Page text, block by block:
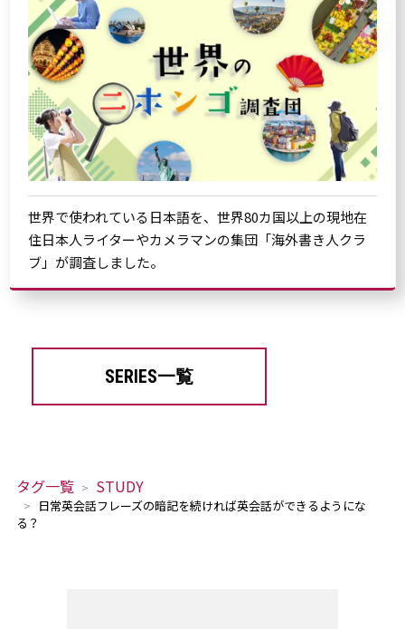
世界で使われている日本語を、世界80カ国以上の現地在
住日本人ライターやカメラマンの集団「海外書き人クラ
ブ」が調査しました。
SERIES一覧
タグ一覧 STUDY
日常英会話フレーズの暗記を続ければ英会話ができるようにな
る？